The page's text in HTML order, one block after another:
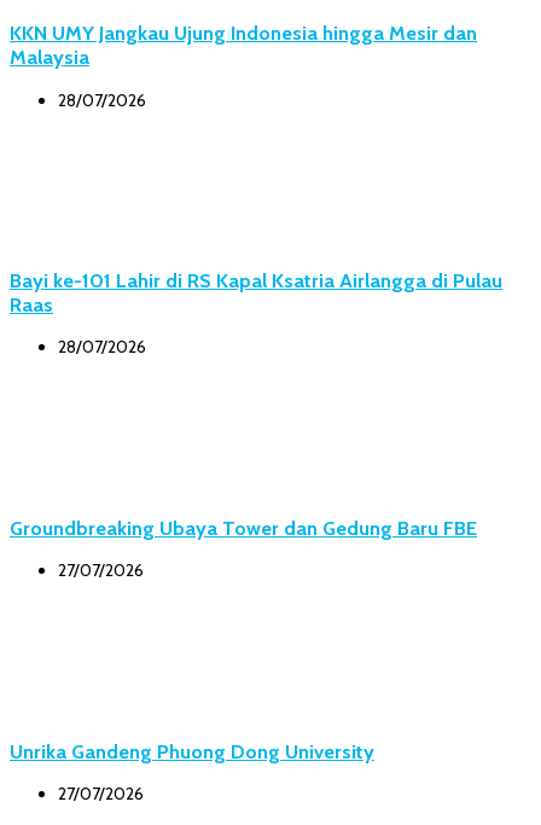
KKN UMY Jangkau Ujung Indonesia hingga Mesir dan
Malaysia
28/07/2026
Bayi ke-101 Lahir di RS Kapal Ksatria Airlangga di Pulau
Raas
28/07/2026
Groundbreaking Ubaya Tower dan Gedung Baru FBE
27/07/2026
Unrika Gandeng Phuong Dong University
27/07/2026